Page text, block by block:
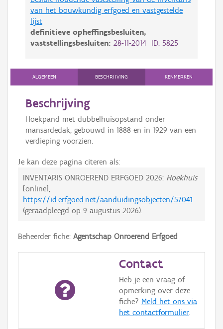
van het bouwkundig erfgoed en vastgestelde
lijst
definitieve opheffingsbesluiten,
vaststellingsbesluiten: 28-11-2014 ID: 5825
ALGEMEEN BESCHRIJVING KENMERKEN
Beschrijving
Hoekpand met dubbelhuisopstand onder
mansardedak, gebouwd in 1888 en in 1929 van een
verdieping voorzien.
Je kan deze pagina citeren als:
INVENTARIS ONROEREND ERFGOED 2026: Hoekhuis
[online],
https://id.erfgoed.net/aanduidingsobjecten/57041
(geraadpleegd op 9 augustus 2026).
Beheerder fiche: Agentschap Onroerend Erfgoed
Contact
Heb je een vraag of
opmerking over deze
fiche? Meld het ons via
het contactformulier.